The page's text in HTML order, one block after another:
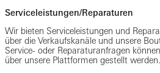
Serviceleistungen/Reparaturen
Wir bieten Serviceleistungen und
über die Verkaufskanäle und unsere
Service- oder Reparaturanfragen
über unsere Plattformen gestellt werden.